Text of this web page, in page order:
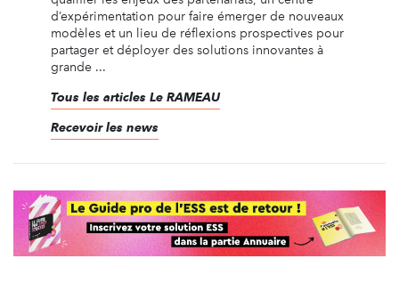
d’expérimentation pour faire émerger de nouveaux
modèles et un lieu de réflexions prospectives pour
partager et déployer des solutions innovantes à
grande ...
Tous les articles Le RAMEAU
Recevoir les news